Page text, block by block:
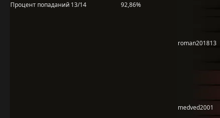
Процент попаданий 13/14 92,86%
roman201813
medved2001